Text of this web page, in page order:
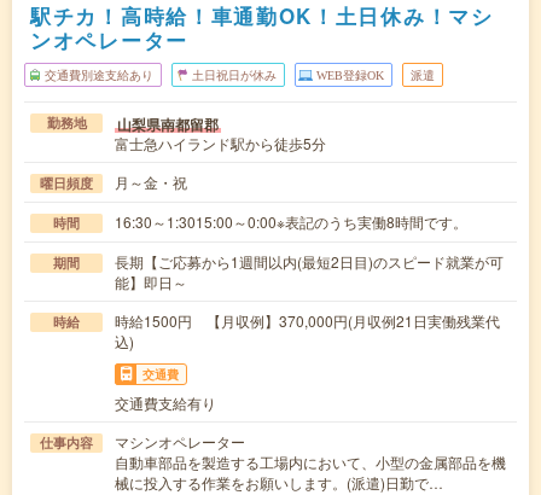
駅チカ！高時給！車通勤OK！土日休み！マシ
ンオペレーター
交通費別途支給あり 土日祝日が休み WEB登録OK 派遣
勤務地 山梨県南都留郡
富士急ハイランド駅から徒歩5分
曜日頻度 月～金・祝
時間 16:30～1:3015:00～0:00※表記のうち実働8時間です。
期間
長期【ご応募から1週間以内(最短2日目)のスピード就業が可
能】即日～
時給
時給1500円 【月収例】370,000円(月収例21日実働残業代
込)
交通費
交通費支給有り
仕事内容
マシンオペレーター
自動車部品を製造する工場内において、小型の金属部品を機
械に投入する作業をお願いします。(派遣)日勤で…